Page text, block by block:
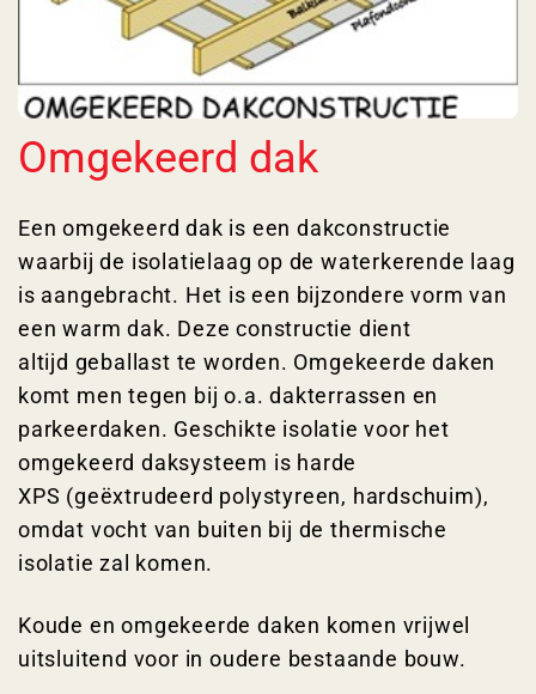
Omgekeerd dak
Een omgekeerd dak is een dakconstructie
waarbij de isolatielaag op de waterkerende laag
is aangebracht. Het is een bijzondere vorm van
een warm dak. Deze constructie dient
altijd geballast te worden. Omgekeerde daken
komt men tegen bij o.a. dakterrassen en
parkeerdaken. Geschikte isolatie voor het
omgekeerd daksysteem is harde
XPS (geëxtrudeerd polystyreen, hardschuim),
omdat vocht van buiten bij de thermische
isolatie zal komen.
Koude en omgekeerde daken komen vrijwel
uitsluitend voor in oudere bestaande bouw.